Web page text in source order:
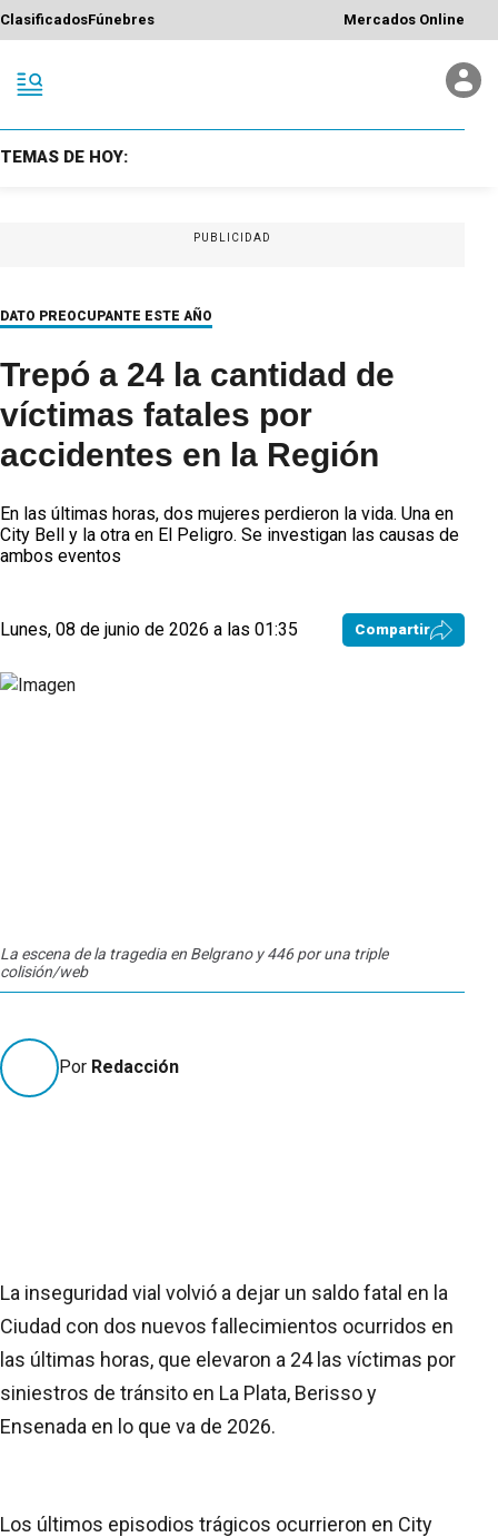
ClasificadosFúnebres Mercados Online
TEMAS DE HOY:
PUBLICIDAD
DATO PREOCUPANTE ESTE AÑO
Trepó a 24 la cantidad de
víctimas fatales por
accidentes en la Región
En las últimas horas, dos mujeres perdieron la vida. Una en
City Bell y la otra en El Peligro. Se investigan las causas de
ambos eventos
Lunes, 08 de junio de 2026 a las 01:35 Compartir
La escena de la tragedia en Belgrano y 446 por una triple
colisión/web
Por Redacción
La inseguridad vial volvió a dejar un saldo fatal en la
Ciudad con dos nuevos fallecimientos ocurridos en
las últimas horas, que elevaron a 24 las víctimas por
siniestros de tránsito en La Plata, Berisso y
Ensenada en lo que va de 2026.
Los últimos episodios trágicos ocurrieron en City